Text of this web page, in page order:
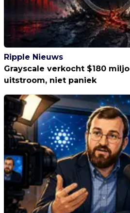
Ripple Nieuws
Grayscale verkocht $180
uitstroom, niet paniek